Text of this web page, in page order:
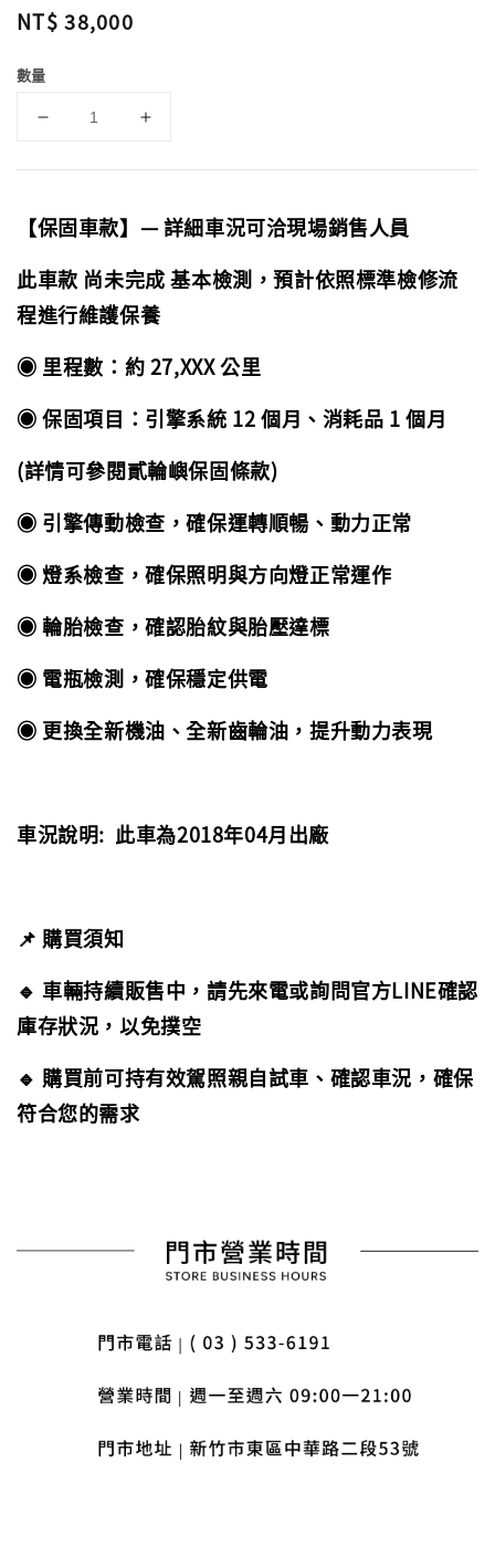
Regular
NT$ 38,000
數量
【保固車款】— 詳細車況可洽現場銷售人員
此車款 尚未完成 基本檢測，預計依照標準檢修流
程進行維護保養
◉ 里程數：約 27,XXX 公里
◉ 保固項目：引擎系統 12 個月、消耗品 1 個月
(詳情可參閱貳輪嶼保固條款)
◉ 引擎傳動檢查，確保運轉順暢、動力正常
◉ 燈系檢查，確保照明與方向燈正常運作
◉ 輪胎檢查，確認胎紋與胎壓達標
◉ 電瓶檢測，確保穩定供電
◉ 更換全新機油、全新齒輪油，提升動力表現
車況說明: 此車為2018年04月出廠
📌 購買須知
🔹 車輛持續販售中，請先來電或詢問官方LINE確認
庫存狀況，以免撲空
🔹 購買前可持有效駕照親自試車、確認車況，確保
符合您的需求